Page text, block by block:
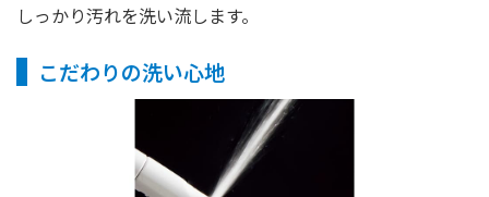
しっかり汚れを洗い流します。
こだわりの洗い心地